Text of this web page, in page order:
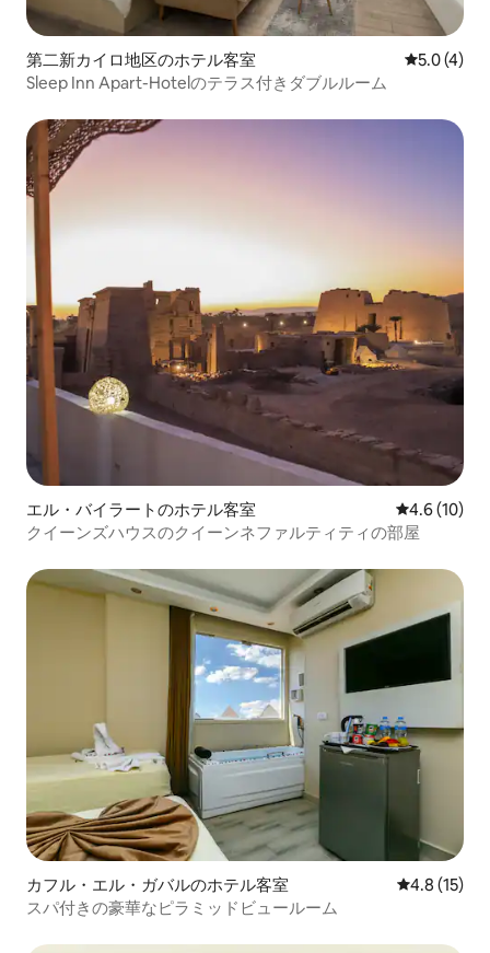
第二新カイロ地区のホテル客室 レビュー4
5.0 (4)
Sleep Inn Apart-Hotelのテラス付きダブルルーム
エル・バイラートのホテル客室 レビュー10
4.6 (10)
クイーンズハウスのクイーンネファルティティの部屋
カフル・エル・ガバルのホテル客室 レビュー15
4.8 (15)
スパ付きの豪華なピラミッドビュールーム